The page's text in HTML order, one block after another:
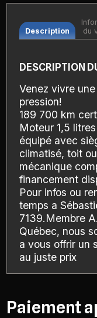
Description
du
DESCRIPTION
Venez vivre
pression!
189 700 km
Moteur 1,5
équipé avec
climatisé, toit
mécanique
financement
Pour infos ou
temps a
7139.Membre
Québec, nous
a vous offrir un
au juste prix
Paiement